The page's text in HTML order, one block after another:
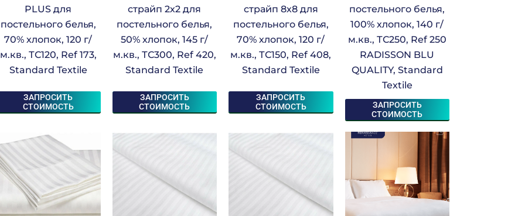
PLUS для
постельного белья,
70% хлопок, 120 г/
м.кв., ТС120, Ref 173,
Standard Textile
ЗАПРОСИТЬ
СТОИМОСТЬ
страйп 2х2 для
постельного белья,
50% хлопок, 145 г/
м.кв., ТС300, Ref 420,
Standard Textile
ЗАПРОСИТЬ
СТОИМОСТЬ
страйп 8х8 для
постельного белья,
70% хлопок, 120 г/
м.кв., ТС150, Ref 408,
Standard Textile
ЗАПРОСИТЬ
СТОИМОСТЬ
постельного белья,
100% хлопок, 140 г/
м.кв., ТС250, Ref 250
RADISSON BLU
QUALITY, Standard
Textile
ЗАПРОСИТЬ
СТОИМОСТЬ